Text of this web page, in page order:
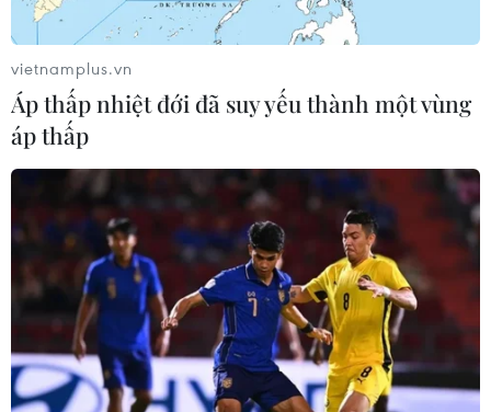
TIN LIÊN QUAN
vietnamplus.vn
Áp thấp nhiệt đới đã suy yếu thành một vùng
áp thấp